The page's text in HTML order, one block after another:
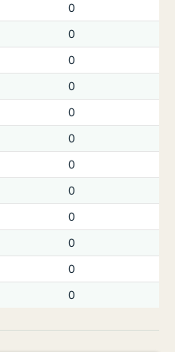
0
0
0
0
0
0
0
0
0
0
0
0